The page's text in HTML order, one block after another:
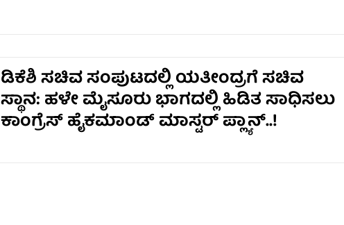
ಡಿಕೆಶಿ ಸಚಿವ ಸಂಪುಟದಲ್ಲಿ ಯತೀಂದ್ರಗೆ ಸಚಿವ
ಸ್ಥಾನ: ಹಳೇ ಮೈಸೂರು ಭಾಗದಲ್ಲಿ ಹಿಡಿತ ಸಾಧಿಸಲು
ಕಾಂಗ್ರೆಸ್ ಹೈಕಮಾಂಡ್ ಮಾಸ್ಟರ್ ಪ್ಲ್ಯಾನ್..!